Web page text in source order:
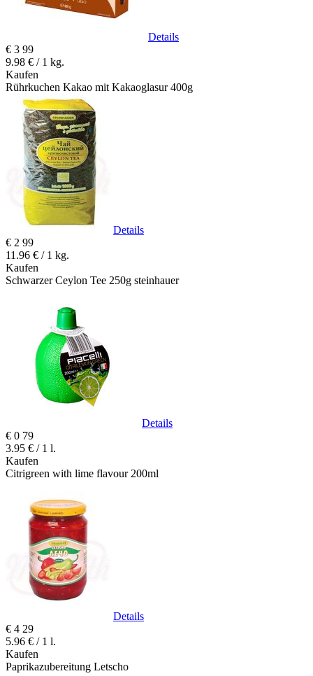
Details
€ 3 99
9.98 € / 1 kg.
Kaufen
Rührkuchen Kakao mit Kakaoglasur 400g
Details
€ 2 99
11.96 € / 1 kg.
Kaufen
Schwarzer Ceylon Tee 250g steinhauer
Details
€ 0 79
3.95 € / 1 l.
Kaufen
Citrigreen with lime flavour 200ml
Details
€ 4 29
5.96 € / 1 l.
Kaufen
Paprikazubereitung Letscho